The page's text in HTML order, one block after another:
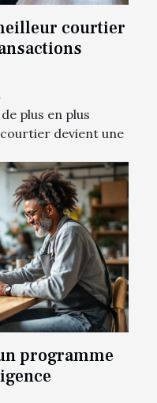
courtier
plus en plus
devient une
programme